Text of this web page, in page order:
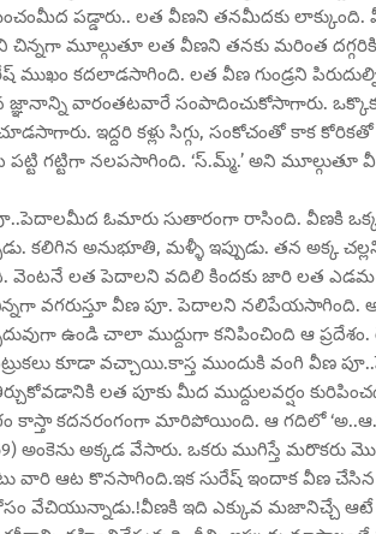
పడ్డారు.. లత వీణని తనమీదకు లాక్కుంది.
చిన్నగా మూల్గుతూ లత వీణని తనకు మరింత
ముఖం కదలాడసాగింది. లత వీణ గుండ్రని
వారంతటవారే సంపాదించుకోసాగారు.
ఇద్దరి కళ్లు సిగ్గు, సంకోచంతో కాక
గట్టిగా నలపసాగింది. ‘స్.మ్మ్.’ అని
ఓమారు సుతారంగా రాసింది. వీణకి
కలిగిన అనుభూతి, మళ్ళీ ఇప్పుడు. తన అక్క
లత పెదాలని వదిలి కిందకు జారి లత ఎడమ
వగరుస్తూ వీణ పూ. పెదాలని నలిపేయసాగింది.
ఉండి చాలా ముద్దుగా కనిపించింది ఆ
కూడా వచ్చాయి.కాస్త ముందుకి వంగి వీణ
లత పూకు మీద ముద్దులవర్షం
కాస్తా కదనరంగంగా మారిపోయింది. ఆ గదిలో
అంకెను అక్కడ వేసారు. ఒకరు ముగిస్తే
ఆట కొనసాగింది.ఇక సురేష్ ఇందాక వీణ చేసిన
కోసం వేచియున్నాడు.!వీణకి ఇది ఎక్కువ మజానిచ్చే